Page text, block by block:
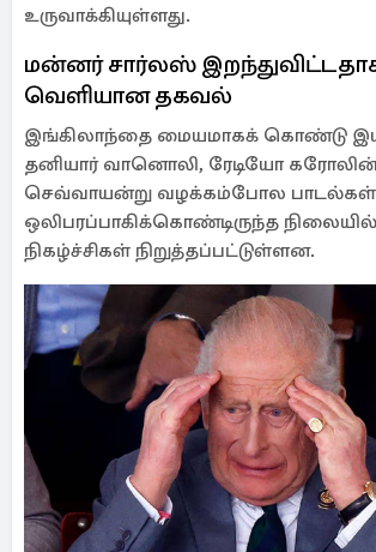
உருவாக்கியுள்ளது.
மன்னர் சார்லஸ்
வெளியான தகவல்
இங்கிலாந்தை மையமாகக் கொண்டு
தனியார் வானொலி, ரேடியோ
செவ்வாயன்று வழக்கம்போல பாடல்கள்
ஒலிபரப்பாகிக்கொண்டிருந்த
நிகழ்ச்சிகள் நிறுத்தப்பட்டுள்ளன.